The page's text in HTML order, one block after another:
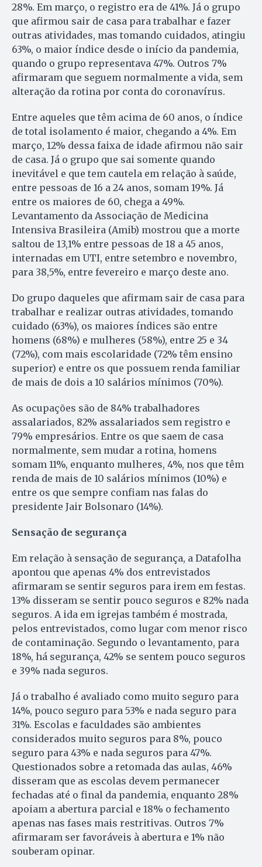
28%. Em março, o registro era de 41%. Já o grupo
que afirmou sair de casa para trabalhar e fazer
outras atividades, mas tomando cuidados, atingiu
63%, o maior índice desde o início da pandemia,
quando o grupo representava 47%. Outros 7%
afirmaram que seguem normalmente a vida, sem
alteração da rotina por conta do coronavírus.
Entre aqueles que têm acima de 60 anos, o índice
de total isolamento é maior, chegando a 4%. Em
março, 12% dessa faixa de idade afirmou não sair
de casa. Já o grupo que sai somente quando
inevitável e que tem cautela em relação à saúde,
entre pessoas de 16 a 24 anos, somam 19%. Já
entre os maiores de 60, chega a 49%.
Levantamento da Associação de Medicina
Intensiva Brasileira (Amib) mostrou que a morte
saltou de 13,1% entre pessoas de 18 a 45 anos,
internadas em UTI, entre setembro e novembro,
para 38,5%, entre fevereiro e março deste ano.
Do grupo daqueles que afirmam sair de casa para
trabalhar e realizar outras atividades, tomando
cuidado (63%), os maiores índices são entre
homens (68%) e mulheres (58%), entre 25 e 34
(72%), com mais escolaridade (72% têm ensino
superior) e entre os que possuem renda familiar
de mais de dois a 10 salários mínimos (70%).
As ocupações são de 84% trabalhadores
assalariados, 82% assalariados sem registro e
79% empresários. Entre os que saem de casa
normalmente, sem mudar a rotina, homens
somam 11%, enquanto mulheres, 4%, nos que têm
renda de mais de 10 salários mínimos (10%) e
entre os que sempre confiam nas falas do
presidente Jair Bolsonaro (14%).
Sensação de segurança
Em relação à sensação de segurança, a Datafolha
apontou que apenas 4% dos entrevistados
afirmaram se sentir seguros para irem em festas.
13% disseram se sentir pouco seguros e 82% nada
seguros. A ida em igrejas também é mostrada,
pelos entrevistados, como lugar com menor risco
de contaminação. Segundo o levantamento, para
18%, há segurança, 42% se sentem pouco seguros
e 39% nada seguros.
Já o trabalho é avaliado como muito seguro para
14%, pouco seguro para 53% e nada seguro para
31%. Escolas e faculdades são ambientes
considerados muito seguros para 8%, pouco
seguro para 43% e nada seguros para 47%.
Questionados sobre a retomada das aulas, 46%
disseram que as escolas devem permanecer
fechadas até o final da pandemia, enquanto 28%
apoiam a abertura parcial e 18% o fechamento
apenas nas fases mais restritivas. Outros 7%
afirmaram ser favoráveis à abertura e 1% não
souberam opinar.